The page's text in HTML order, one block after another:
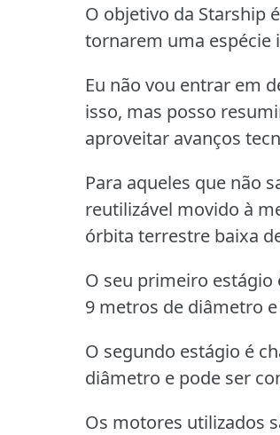
O objetivo da Starship
tornarem uma espécie
Eu não vou entrar em
isso, mas posso
aproveitar avanços
Para aqueles que não
reutilizável movido à
órbita terrestre baixa
O seu primeiro estágio
9 metros de diâmetro
O segundo estágio é
diâmetro e pode ser
Os motores utilizados